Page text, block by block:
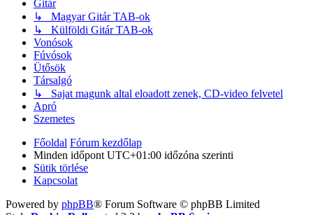
Gitár
↳ Magyar Gitár TAB-ok
↳ Külföldi Gitár TAB-ok
Vonósok
Fúvósok
Ütősök
Társalgó
↳ Sajat magunk altal eloadott zenek, CD-video felvetel
Apró
Szemetes
Főoldal Fórum kezdőlap
Minden időpont UTC+01:00 időzóna szerinti
Sütik törlése
Kapcsolat
Powered by phpBB® Forum Software © phpBB Limited